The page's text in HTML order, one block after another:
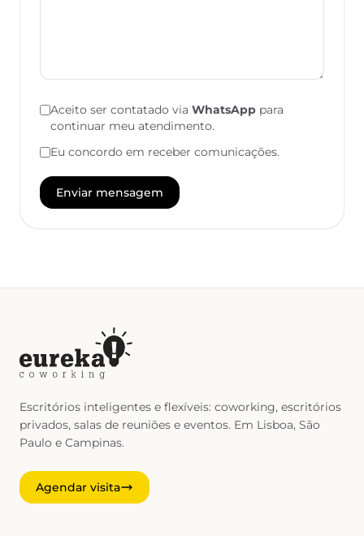
Aceito ser contatado via WhatsApp para
continuar meu atendimento.
Eu concordo em receber comunicações.
Enviar mensagem
Escritórios inteligentes e flexíveis: coworking, escritórios
privados, salas de reuniões e eventos. Em Lisboa, São
Paulo e Campinas.
Agendar visita